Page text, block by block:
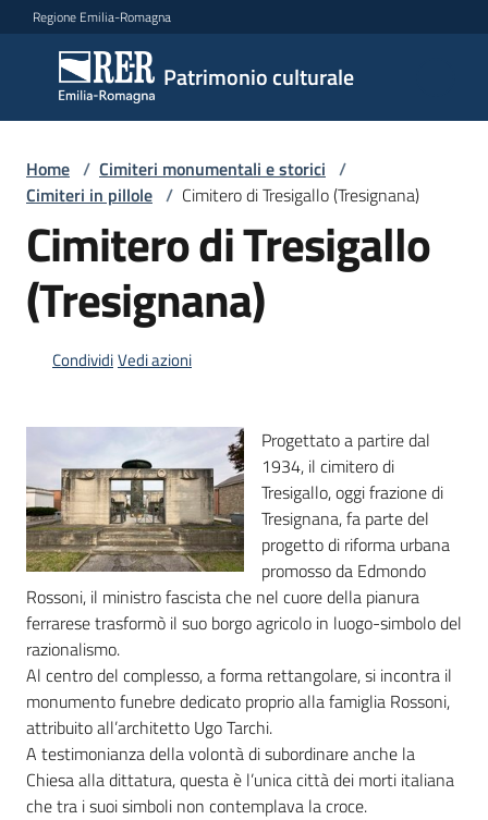
Vai al contenuto
Vai alla navigazione
Vai al footer
Regione Emilia-Romagna
Patrimonio culturale
Patrimonio
culturale
Argomenti
Novità
Servizi
Leggi
Bandi
Piani
Programmi
Progetti
Mediateca
Giuseppe
Guglielmi
Home / Cimiteri monumentali e storici /
Cimiteri in pillole / Cimitero di Tresigallo (Tresignana)
Cimitero di Tresigallo
(Tresignana)
CondividiVedi azioni
Progettato a partire dal
1934, il cimitero di
Tresigallo, oggi frazione di
Tresignana, fa parte del
progetto di riforma urbana
promosso da Edmondo
Rossoni, il ministro fascista che nel cuore della pianura
ferrarese trasformò il suo borgo agricolo in luogo-simbolo del
razionalismo.
Al centro del complesso, a forma rettangolare, si incontra il
monumento funebre dedicato proprio alla famiglia Rossoni,
attribuito all’architetto Ugo Tarchi.
A testimonianza della volontà di subordinare anche la
Chiesa alla dittatura, questa è l’unica città dei morti italiana
che tra i suoi simboli non contemplava la croce.